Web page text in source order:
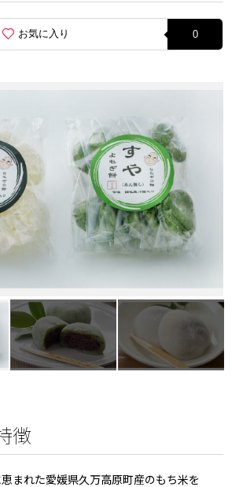
お気に入り 0
徴
まれた愛媛県久万高原町産のもち米を